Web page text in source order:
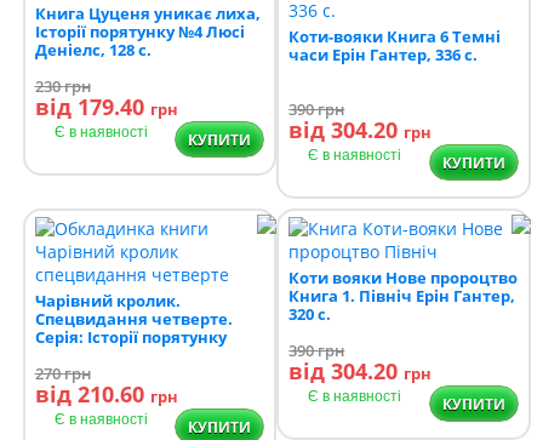
Книга Цуценя уникає лиха,
Історії порятунку №4 Люсі
Деніелс, 128 с.
230грн
від 179.40 грн
Є в наявності КУПИТИ
Коти-вояки Книга 6 Темні
часи Ерін Гантер, 336 с.
390грн
від 304.20 грн
Є в наявності КУПИТИ
Чарівний кролик.
Спецвидання четверте.
Серія: Історії порятунку
270грн
від 210.60 грн
Є в наявності КУПИТИ
Коти вояки Нове пророцтво
Книга 1. Північ Ерін Гантер,
320 с.
390грн
від 304.20 грн
Є в наявності КУПИТИ